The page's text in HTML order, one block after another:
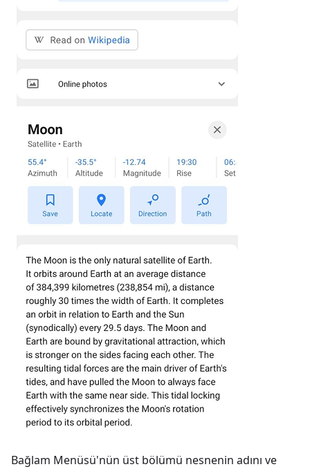
Bağlam Menüsü'nün üst bölümü nesnenin adını ve